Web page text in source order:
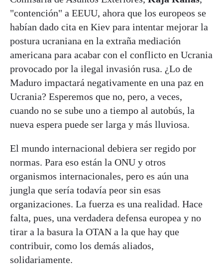
"contención" a EEUU, ahora que los europeos se
habían dado cita en Kiev para intentar mejorar la
postura ucraniana en la extraña mediación
americana para acabar con el conflicto en Ucrania
provocado por la ilegal invasión rusa. ¿Lo de
Maduro impactará negativamente en una paz en
Ucrania? Esperemos que no, pero, a veces,
cuando no se sube uno a tiempo al autobús, la
nueva espera puede ser larga y más lluviosa.
El mundo internacional debiera ser regido por
normas. Para eso están la ONU y otros
organismos internacionales, pero es aún una
jungla que sería todavía peor sin esas
organizaciones. La fuerza es una realidad. Hace
falta, pues, una verdadera defensa europea y no
tirar a la basura la OTAN a la que hay que
contribuir, como los demás aliados,
solidariamente.